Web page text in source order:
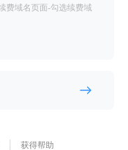
费域名页面-勾选续费域
获得帮助